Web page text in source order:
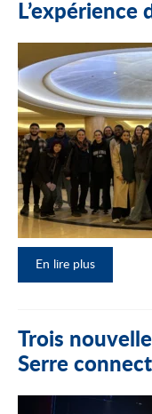
L’expérience
En lire plus
Trois
Serre